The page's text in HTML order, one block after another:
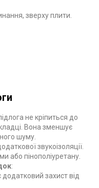
зверху плити.
не кріпиться до
Вона зменшує
шуму.
звукоізоляції.
або пінополіуретану.
:
додатковий захист від